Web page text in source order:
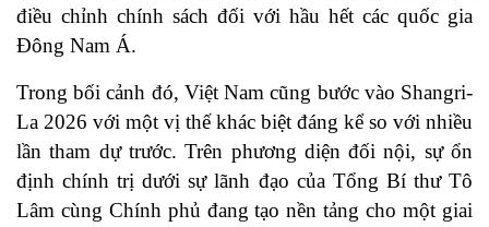
điều chỉnh chính sách đối với hầu hết các quốc gia
Đông Nam Á.
Trong bối cảnh đó, Việt Nam cũng bước vào Shangri-
La 2026 với một vị thế khác biệt đáng kể so với nhiều
lần tham dự trước. Trên phương diện đối nội, sự ổn
định chính trị dưới sự lãnh đạo của Tổng Bí thư Tô
Lâm cùng Chính phủ đang tạo nền tảng cho một giai